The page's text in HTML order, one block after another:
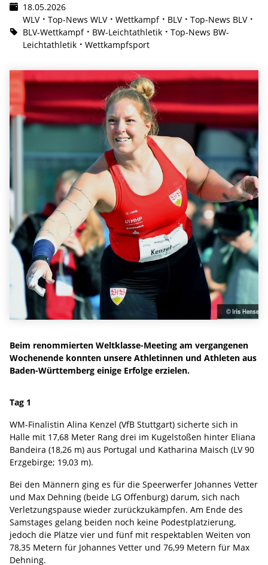
18.05.2026
WLV
Top-News WLV Wettkampf BLV
Top-News BLV
BLV-Wettkampf
BW-Leichtathletik
Top-News BW-
Leichtathletik
Wettkampfsport
Beim renommierten Weltklasse-Meeting am vergangenen
Wochenende konnten unsere Athletinnen und Athleten aus
Baden-Württemberg einige Erfolge erzielen.
Tag 1
WM-Finalistin Alina Kenzel (VfB Stuttgart) sicherte sich in
Halle mit 17,68 Meter Rang drei im Kugelstoßen hinter Eliana
Bandeira (18,26 m) aus Portugal und Katharina Maisch (LV 90
Erzgebirge; 19,03 m).
Bei den Männern ging es für die Speerwerfer Johannes Vetter
und Max Dehning (beide LG Offenburg) darum, sich nach
Verletzungspause wieder zurückzukämpfen. Am Ende des
Samstages gelang beiden noch keine Podestplatzierung,
jedoch die Plätze vier und fünf mit respektablen Weiten von
78,35 Metern für Johannes Vetter und 76,99 Metern für Max
Dehning.